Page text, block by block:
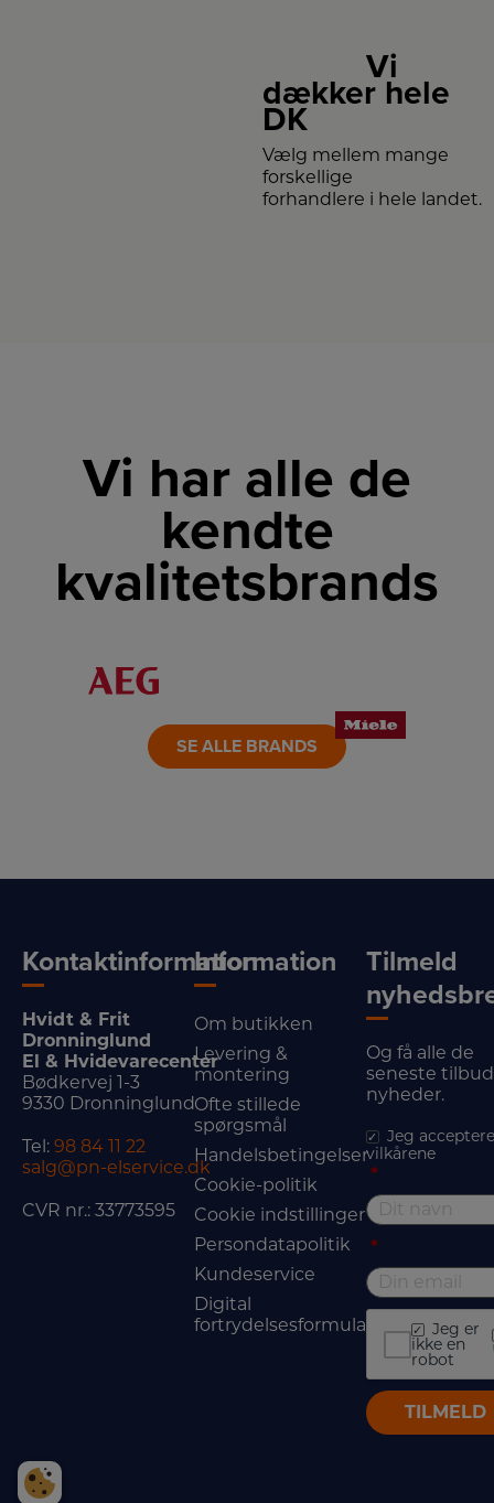
Vi
dækker hele
DK
Vælg mellem mange
forskellige
forhandlere i hele landet.
Vi har alle de
kendte
kvalitetsbrands
LINK
SE ALLE BRANDS
Kontaktinformation
Hvidt & Frit
Dronninglund
El & Hvidevarecenter
Bødkervej 1-3
9330 Dronninglund
Tel: 98 84 11 22
salg@pn-elservice.dk
CVR nr.: 33773595
Information
Om butikken
Levering &
montering
Ofte stillede
spørgsmål
Handelsbetingelser
Cookie-politik
Cookie indstillinger
Persondatapolitik
Kundeservice
Digital
fortrydelsesformular
Tilmeld
Og få alle de
seneste
nyheder.
Jeg
vilkårene
*
*
Jeg er
ikke en
robot